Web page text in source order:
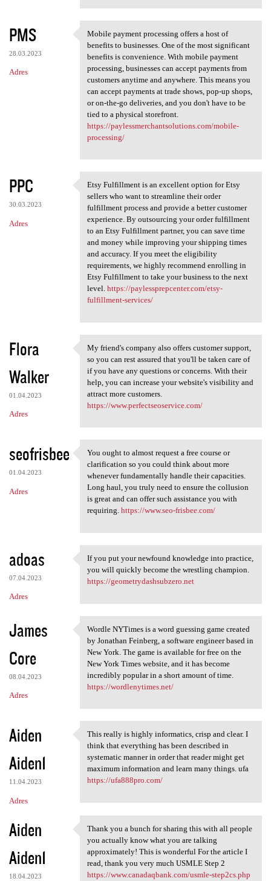
PMS
28.03.2023
Adres
Mobile payment processing
Mobile payment processing offers a host of
benefits to businesses. One of the most significant
benefits is convenience. With mobile payment
processing, businesses can accept payments from
customers anytime and anywhere. This means you
can accept payments at trade shows, pop-up shops,
or on-the-go deliveries, and you don't have to be
tied to a physical storefront.
https://paylessmerchantsolutions.com/mobile-
processing/
PPC
30.03.2023
Adres
Etsy Fulfillment is an
Etsy Fulfillment is an excellent option for Etsy
sellers who want to streamline their order
fulfillment process and provide a better customer
experience. By outsourcing your order fulfillment
to an Etsy Fulfillment partner, you can save time
and money while improving your shipping times
and accuracy. If you meet the eligibility
requirements, we highly recommend enrolling in
Etsy Fulfillment to take your business to the next
level. https://paylessprepcenter.com/etsy-
fulfillment-services/
Flora
Walker
01.04.2023
Adres
My friend's company also
My friend's company also offers customer support,
so you can rest assured that you'll be taken care of
if you have any questions or concerns. With their
help, you can increase your website's visibility and
attract more customers.
https://www.perfectseoservice.com/
seofrisbee
01.04.2023
Adres
You ought to almost request a
You ought to almost request a free course or
clarification so you could think about more
whenever fundamentally handle their capacities.
Long haul, you truly need to ensure the collusion
is great and can offer such assistance you with
requiring. https://www.seo-frisbee.com/
adoas
07.04.2023
Adres
If you put your newfound
If you put your newfound knowledge into practice,
you will quickly become the wrestling champion.
https://geometrydashsubzero.net
James
Core
08.04.2023
Adres
Wordle NYTimes is a word
Wordle NYTimes is a word guessing game created
by Jonathan Feinberg, a software engineer based in
New York. The game is available for free on the
New York Times website, and it has become
incredibly popular in a short amount of time.
https://wordlenytimes.net/
Aiden
Aiden1
11.04.2023
Adres
This really is highly
This really is highly informatics, crisp and clear. I
think that everything has been described in
systematic manner in order that reader might get
maximum information and learn many things. ufa
https://ufa888pro.com/
Aiden
Aiden1
18.04.2023
Thank you a bunch for sharing
Thank you a bunch for sharing this with all people
you actually know what you are talking
approximately! This is wonderful For the article I
read, thank you very much USMLE Step 2
https://www.canadaqbank.com/usmle-step2cs.php